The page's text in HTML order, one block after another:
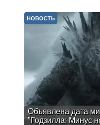
Объявлена дата
"Годзилла: Минус
НОВОСТЬ